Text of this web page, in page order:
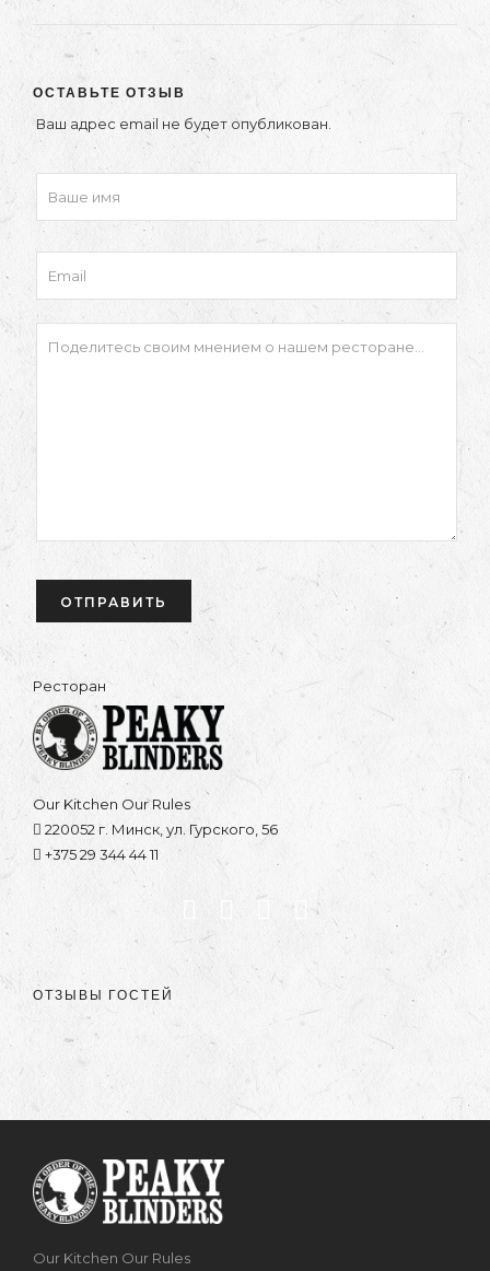
ОСТАВЬТЕ ОТЗЫВ
Ваш адрес email не будет опубликован.
Ресторан
Our Kitchen Our Rules
220052 г. Минск, ул. Гурского, 56
+375 29 344 44 11
ОТЗЫВЫ ГОСТЕЙ
Our Kitchen Our Rules